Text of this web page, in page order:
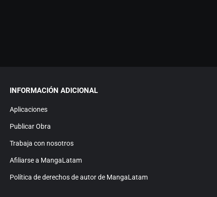
INFORMACIÓN ADICIONAL
Aplicaciones
Publicar Obra
Trabaja con nosotros
Afiliarse a MangaLatam
Política de derechos de autor de MangaLatam